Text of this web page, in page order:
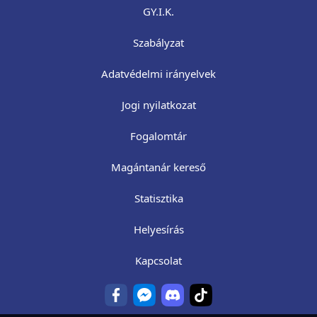
GY.I.K.
Szabályzat
Adatvédelmi irányelvek
Jogi nyilatkozat
Fogalomtár
Magántanár kereső
Statisztika
Helyesírás
Kapcsolat